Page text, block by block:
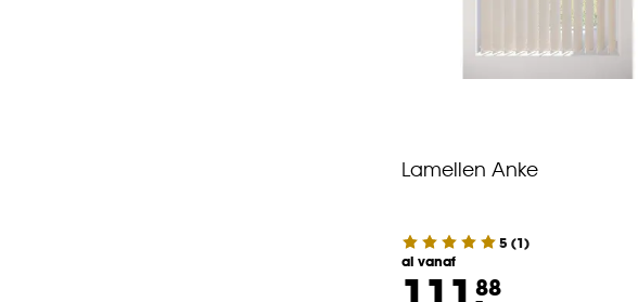
Lamellen Anke
5 (1)
al vanaf
88